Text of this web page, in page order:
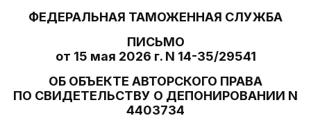
ФЕДЕРАЛЬНАЯ ТАМОЖЕННАЯ СЛУЖБА
ПИСЬМО
от 15 мая 2026 г. N 14-35/29541
ОБ ОБЪЕКТЕ АВТОРСКОГО ПРАВА
ПО СВИДЕТЕЛЬСТВУ О ДЕПОНИРОВАНИИ N
4403734